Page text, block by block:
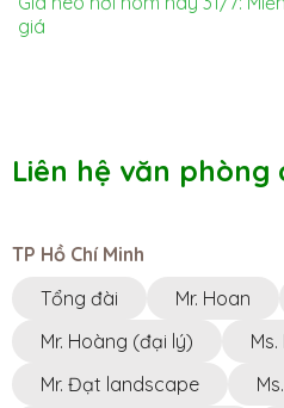
giá
Liên hệ văn phòng
TP Hồ Chí Minh
Tổng đài
Mr. Hoan
Mr. Hoàng (đại lý)
Mr. Đạt landscape